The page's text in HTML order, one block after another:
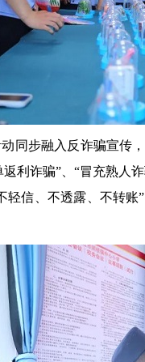
步融入反诈骗宣传
利诈骗”、“冒充熟
轻信、不透露、不转